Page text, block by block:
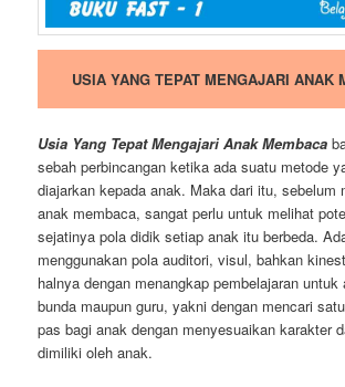
USIA YANG TEPAT MENGAJARI ANAK
Usia Yang Tepat Mengajari Anak Membaca
sebah perbincangan ketika ada suatu metode
diajarkan kepada anak. Maka dari itu, sebelum
anak membaca, sangat perlu untuk melihat
sejatinya pola didik setiap anak itu berbeda.
menggunakan pola auditori, visul, bahkan
halnya dengan menangkap pembelajaran
bunda maupun guru, yakni dengan mencari
pas bagi anak dengan menyesuaikan karakter
dimiliki oleh anak.